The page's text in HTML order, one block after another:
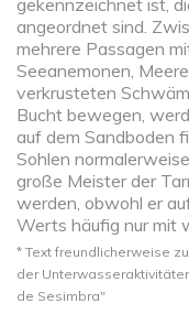
gekennzeichnet ist,
angeordnet sind.
mehrere Passagen
Seeanemonen,
verkrusteten
Bucht bewegen,
auf dem Sandboden
Sohlen
große Meister der
werden, obwohl er
Werts häufig nur mit
* Text freundlicherweise
der
de Sesimbra"